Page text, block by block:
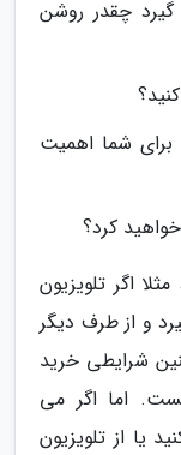
گیرد چقدر روشن
آیا قابلیت های گیمینگ مانند VRR برای شما اهمیت
خواهید کرد؟
اگر تلویزیون
و از طرف دیگر
شرایطی خرید
اما اگر می
یا از تلویزیون